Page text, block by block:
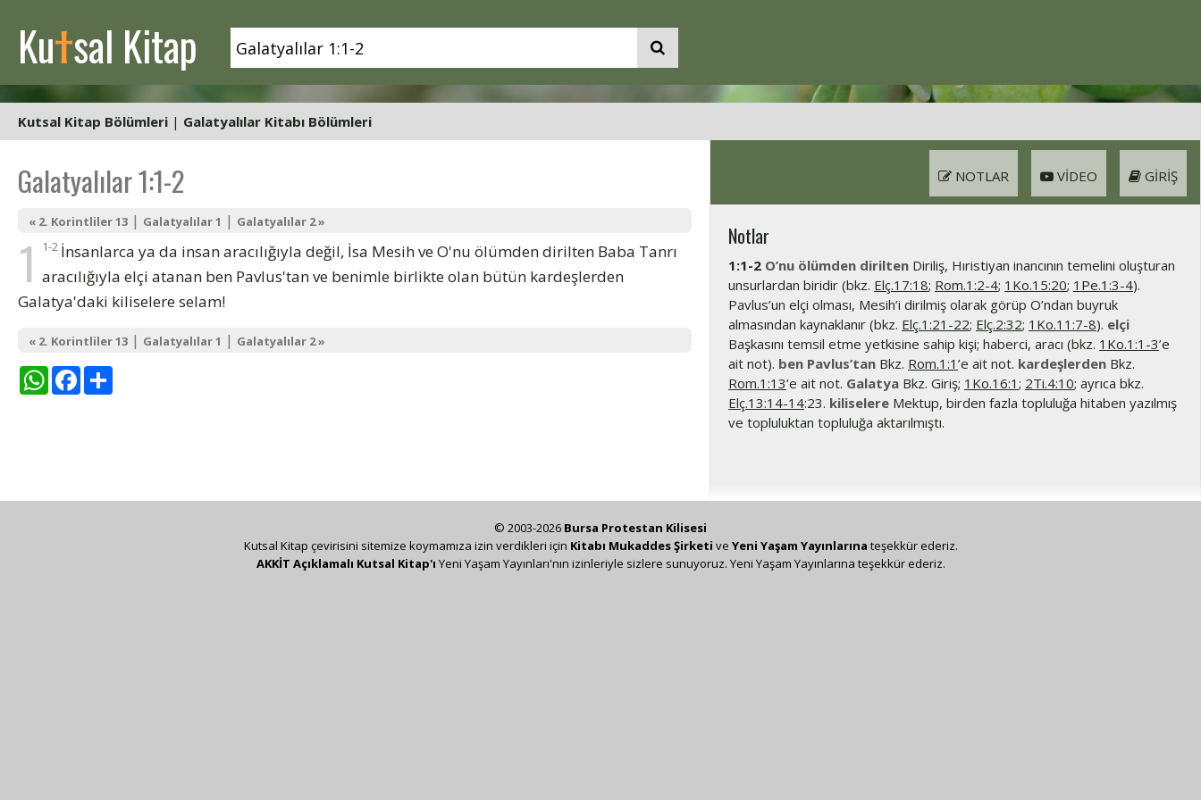
Kutsal Kitap
Kutsal Kitap Bölümleri | Galatyalılar Kitabı Bölümleri
Galatyalılar 1:1-2
« 2. Korintliler 13 | Galatyalılar 1 | Galatyalılar 2 »
1 1-2 İnsanlarca ya da insan aracılığıyla değil, İsa Mesih ve O'nu ölümden dirilten Baba Tanrı
aracılığıyla elçi atanan ben Pavlus'tan ve benimle birlikte olan bütün kardeşlerden
Galatya'daki kiliselere selam!
« 2. Korintliler 13 | Galatyalılar 1 | Galatyalılar 2 »
WhatsAppFacebook
GIRIŞ
VIDEO
NOTLAR
Notlar
1:1-2 O’nu ölümden dirilten Diriliş, Hıristiyan inancının temelini oluşturan
unsurlardan biridir (bkz. Elç.17:18; Rom.1:2-4; 1Ko.15:20; 1Pe.1:3-4).
Pavlus’un elçi olması, Mesih’i dirilmiş olarak görüp O’ndan buyruk
almasından kaynaklanır (bkz. Elç.1:21-22; Elç.2:32; 1Ko.11:7-8). elçi
Başkasını temsil etme yetkisine sahip kişi; haberci, aracı (bkz. 1Ko.1:1-3’e
ait not). ben Pavlus’tan Bkz. Rom.1:1 ’e ait not. kardeşlerden Bkz.
Rom.1:13’e ait not. Galatya Bkz. Giriş; 1Ko.16:1 ; 2Ti.4:10; ayrıca bkz.
Elç.13:14-14:23. kiliselere Mektup, birden fazla topluluğa hitaben yazılmış
ve topluluktan topluluğa aktarılmıştı.
© 2003-2026 Bursa Protestan Kilisesi
Kutsal Kitap çevirisini sitemize koymamıza izin verdikleri için Kitabı Mukaddes Şirketi ve Yeni Yaşam Yayınlarına teşekkür ederiz.
AKKİT Açıklamalı Kutsal Kitap'ı Yeni Yaşam Yayınları'nın izinleriyle sizlere sunuyoruz. Yeni Yaşam Yayınlarına teşekkür ederiz.